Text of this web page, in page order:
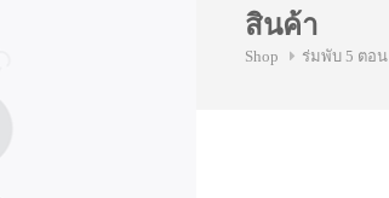
สินค้า
Shop ร่มพับ 5 ตอน